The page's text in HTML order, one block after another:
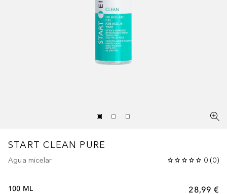
START CLEAN PURE
Agua micelar 0 (0)
28,99 €
100 ML